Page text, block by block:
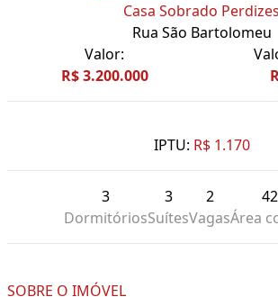
Casa Sobrado Perdizes
Rua São Bartolomeu
Valor:
R$ 3.200.000
IPTU: R$ 1.170
3
Dormitórios
3
Suítes
2
VagasÁrea
SOBRE O IMÓVEL